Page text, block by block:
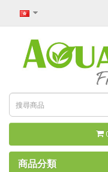
商品分類